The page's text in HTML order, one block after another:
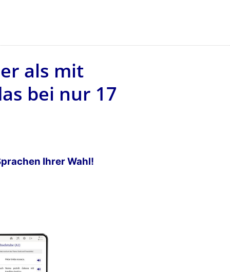
als mit
bei nur 17
Ihrer Wahl!